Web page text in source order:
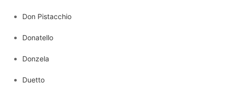
Don Pistacchio
Donatello
Donzela
Duetto